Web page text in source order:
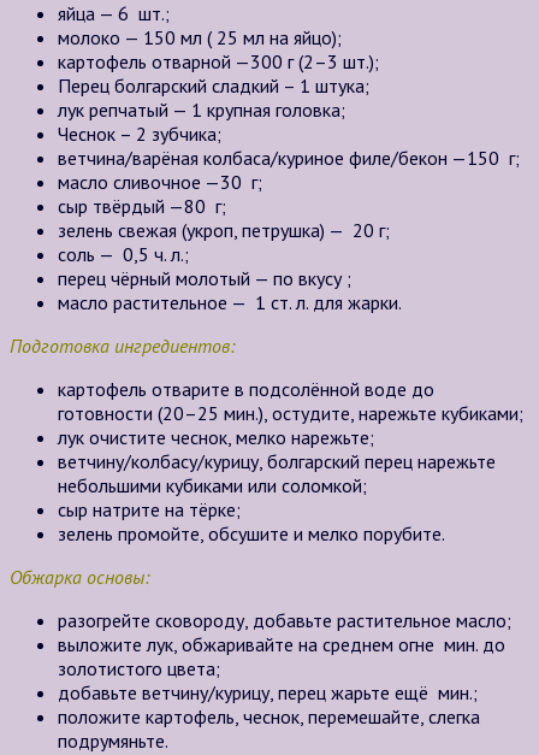
яйца — 6 шт.;
молоко — 150 мл ( 25 мл на яйцо);
картофель отварной —300 г (2–3 шт.);
Перец болгарский сладкий – 1 штука;
лук репчатый — 1 крупная головка;
Чеснок – 2 зубчика;
ветчина/варёная колбаса/куриное филе/бекон —150 г;
масло сливочное —30 г;
сыр твёрдый —80 г;
зелень свежая (укроп, петрушка) — 20 г;
соль — 0,5 ч. л.;
перец чёрный молотый — по вкусу ;
масло растительное — 1 ст. л. для жарки.
Подготовка ингредиентов:
картофель отварите в подсолённой воде до
готовности (20–25 мин.), остудите, нарежьте кубиками;
лук очистите чеснок, мелко нарежьте;
ветчину/колбасу/курицу, болгарский перец нарежьте
небольшими кубиками или соломкой;
сыр натрите на тёрке;
зелень промойте, обсушите и мелко порубите.
Обжарка основы:
разогрейте сковороду, добавьте растительное масло;
выложите лук, обжаривайте на среднем огне мин. до
золотистого цвета;
добавьте ветчину/курицу, перец жарьте ещё мин.;
положите картофель, чеснок, перемешайте, слегка
подрумяньте.